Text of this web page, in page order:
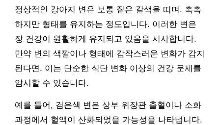
정상적인 강아지 변은 보통 짙은 갈색을 띠며, 촉촉
하지만 형태를 유지하는 정도입니다. 이러한 변은
장 건강이 원활하게 유지되고 있음을 시사합니다.
만약 변의 색깔이나 형태에 갑작스러운 변화가 감지
된다면, 이는 단순한 식단 변화 이상의 건강 문제를
암시할 수 있습니다.
예를 들어, 검은색 변은 상부 위장관 출혈이나 소화
과정에서 혈액이 산화되었을 가능성을 나타냅니다.